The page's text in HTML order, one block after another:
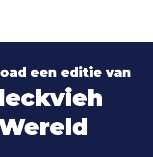
een editie van